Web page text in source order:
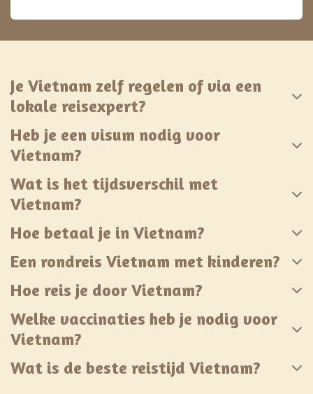
Je Vietnam zelf regelen of via een
lokale reisexpert?
Heb je een visum nodig voor
Vietnam?
Wat is het tijdsverschil met
Vietnam?
Hoe betaal je in Vietnam?
Een rondreis Vietnam met kinderen?
Hoe reis je door Vietnam?
Welke vaccinaties heb je nodig voor
Vietnam?
Wat is de beste reistijd Vietnam?